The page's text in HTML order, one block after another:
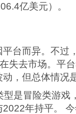
亿美元）。
台而异。不过
失去市场。平
，但总体情况
型是冒险类游戏
年持平。